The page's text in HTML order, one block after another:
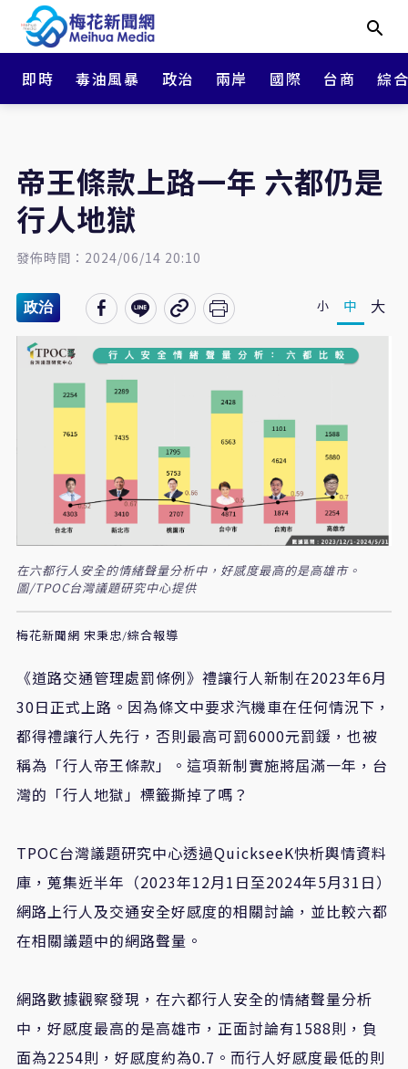
即時 毒油風暴 政治 兩岸 國際 台商 綜
帝王條款上路一年 六都仍是
行人地獄
發佈時間：2024/06/14 20:10
政治 小 中 大
在六都行人安全的情緒聲量分析中，好感度最高的是高雄市。
圖/TPOC台灣議題研究中心提供
梅花新聞網 宋秉忠/綜合報導
《道路交通管理處罰條例》禮讓行人新制在2023年6月
30日正式上路。因為條文中要求汽機車在任何情況下，
都得禮讓行人先行，否則最高可罰6000元罰鍰，也被
稱為「行人帝王條款」。這項新制實施將屆滿一年，台
灣的「行人地獄」標籤撕掉了嗎？
TPOC台灣議題研究中心透過QuickseeK快析輿情資料
庫，蒐集近半年（2023年12月1日至2024年5月31日）
網路上行人及交通安全好感度的相關討論，並比較六都
在相關議題中的網路聲量。
網路數據觀察發現，在六都行人安全的情緒聲量分析
中，好感度最高的是高雄市，正面討論有1588則，負
面為2254則，好感度約為0.7。而行人好感度最低的則